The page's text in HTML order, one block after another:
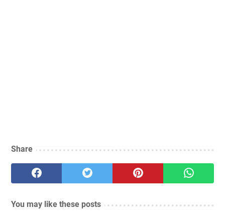
Share
You may like these posts